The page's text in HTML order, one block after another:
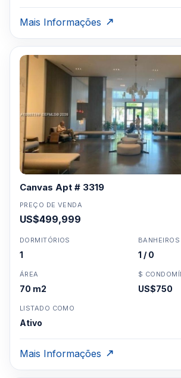
Mais Informações
Canvas Apt # 3319
PREÇO DE VENDA
US$499,999
DORMITÓRIOS
1
BANHEIROS
1 / 0
ÁREA
70 m2
$
US$750
LISTADO COMO
Ativo
Mais Informações